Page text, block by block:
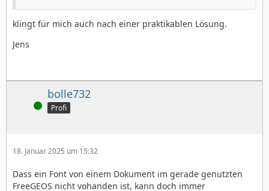
klingt für mich auch nach einer praktikablen Lösung.
Jens
Online
bolle732
Profi
18. Januar 2025 um 15:32
Dass ein Font von einem Dokument im gerade genutzten
FreeGEOS nicht vohanden ist, kann doch immer